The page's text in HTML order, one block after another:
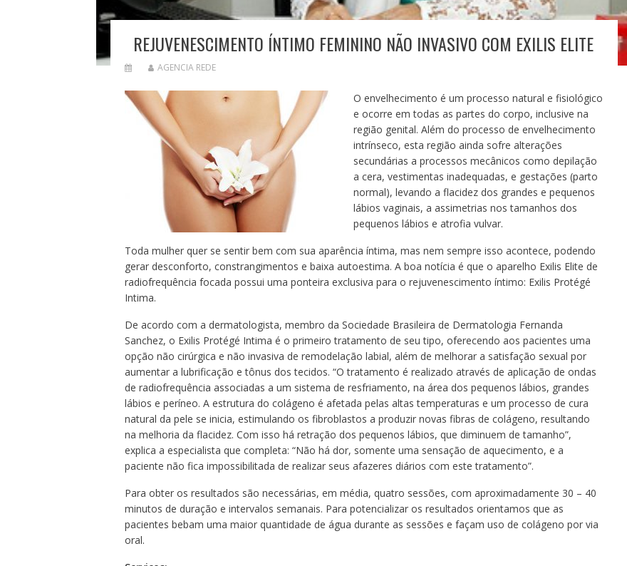
REJUVENESCIMENTO ÍNTIMO FEMININO NÃO INVASIVO COM EXILIS ELITE
AGENCIA REDE
O envelhecimento é um processo natural e fisiológico
e ocorre em todas as partes do corpo, inclusive na
região genital. Além do processo de envelhecimento
intrínseco, esta região ainda sofre alterações
secundárias a processos mecânicos como depilação
a cera, vestimentas inadequadas, e gestações (parto
normal), levando a flacidez dos grandes e pequenos
lábios vaginais, a assimetrias nos tamanhos dos
pequenos lábios e atrofia vulvar.
Toda mulher quer se sentir bem com sua aparência íntima, mas nem sempre isso acontece, podendo
gerar desconforto, constrangimentos e baixa autoestima. A boa notícia é que o aparelho Exilis Elite de
radiofrequência focada possui uma ponteira exclusiva para o rejuvenescimento íntimo: Exilis Protégé
Intima.
De acordo com a dermatologista, membro da Sociedade Brasileira de Dermatologia Fernanda
Sanchez, o Exilis Protégé Intima é o primeiro tratamento de seu tipo, oferecendo aos pacientes uma
opção não cirúrgica e não invasiva de remodelação labial, além de melhorar a satisfação sexual por
aumentar a lubrificação e tônus dos tecidos. “O tratamento é realizado através de aplicação de ondas
de radiofrequência associadas a um sistema de resfriamento, na área dos pequenos lábios, grandes
lábios e períneo. A estrutura do colágeno é afetada pelas altas temperaturas e um processo de cura
natural da pele se inicia, estimulando os fibroblastos a produzir novas fibras de colágeno, resultando
na melhoria da flacidez. Com isso há retração dos pequenos lábios, que diminuem de tamanho”,
explica a especialista que completa: “Não há dor, somente uma sensação de aquecimento, e a
paciente não fica impossibilitada de realizar seus afazeres diários com este tratamento”.
Para obter os resultados são necessárias, em média, quatro sessões, com aproximadamente 30 – 40
minutos de duração e intervalos semanais. Para potencializar os resultados orientamos que as
pacientes bebam uma maior quantidade de água durante as sessões e façam uso de colágeno por via
oral.